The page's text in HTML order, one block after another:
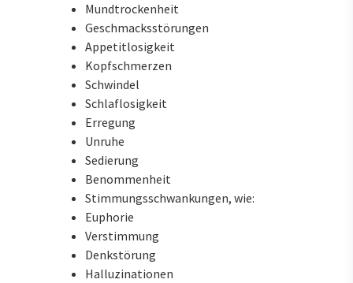
Mundtrockenheit
Geschmacksstörungen
Appetitlosigkeit
Kopfschmerzen
Schwindel
Schlaflosigkeit
Erregung
Unruhe
Sedierung
Benommenheit
Stimmungsschwankungen, wie:
Euphorie
Verstimmung
Denkstörung
Halluzinationen